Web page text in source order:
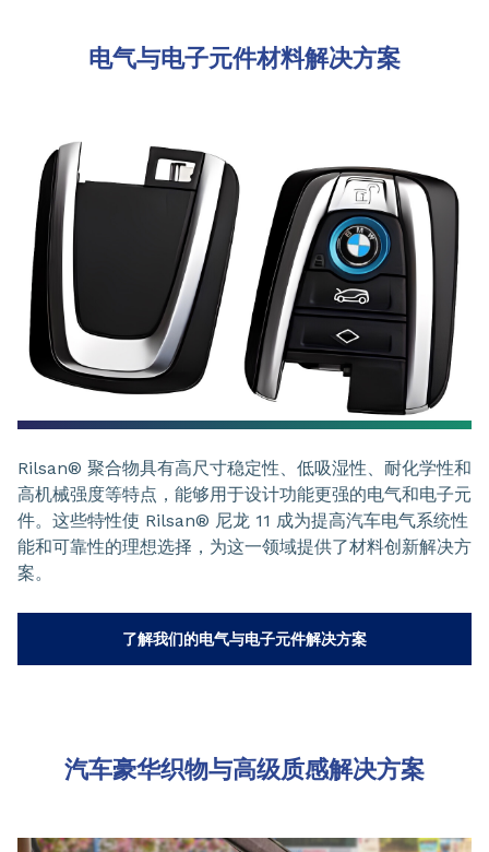
电气与电子元件材料解决方案
Rilsan® 聚合物具有高尺寸稳定性、低吸湿性、耐化学性和
高机械强度等特点，能够用于设计功能更强的电气和电子元
件。这些特性使 Rilsan® 尼龙 11 成为提高汽车电气系统性
能和可靠性的理想选择，为这一领域提供了材料创新解决方
案。
了解我们的电气与电子元件解决方案
汽车豪华织物与高级质感解决方案